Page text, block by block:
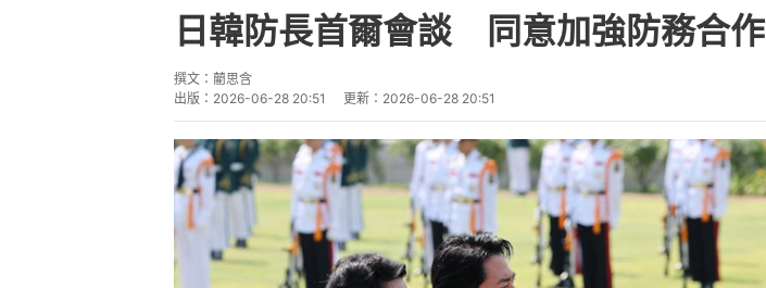
日韓防長首爾會談 同意加強防務合作
撰文： 藺思含
出版： 2026-06-28 20:51 更新： 2026-06-28 20:51